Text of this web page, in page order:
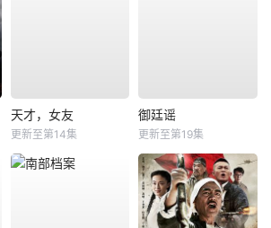
天才，女友
更新至第14集
御廷谣
更新至第19集